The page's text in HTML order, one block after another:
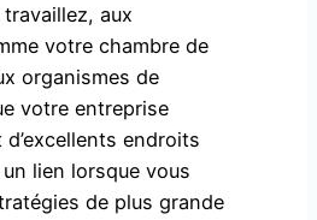
aux
votre chambre de
organismes de
votre entreprise
endroits
lien lorsque vous
de plus grande